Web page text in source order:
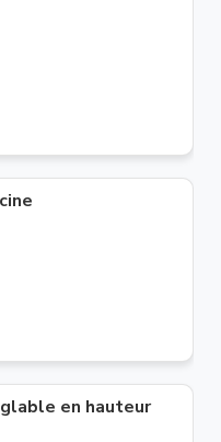
en hauteur